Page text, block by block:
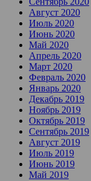
Август 2020
Июль 2020
Июнь 2020
Май 2020
Апрель 2020
Март 2020
Февраль 2020
Январь 2020
Декабрь 2019
Ноябрь 2019
Октябрь 2019
Сентябрь 2019
Август 2019
Июль 2019
Июнь 2019
Май 2019